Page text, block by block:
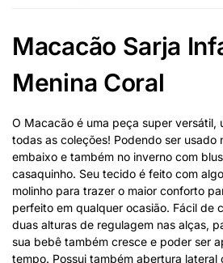
Macacão Sarja
Menina Coral
O Macacão é uma peça super versátil,
todas as coleções! Podendo ser usado
embaixo e também no inverno com
casaquinho. Seu tecido é feito com
molinho para trazer o maior conforto
perfeito em qualquer ocasião. Fácil de
duas alturas de regulagem nas alças,
sua bebê também cresce e poder ser
tempo. Possui também abertura lateral